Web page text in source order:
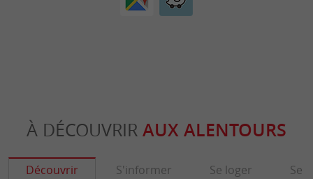
À DÉCOUVRIR AUX ALENTOURS
Découvrir S'informer Se loger Se